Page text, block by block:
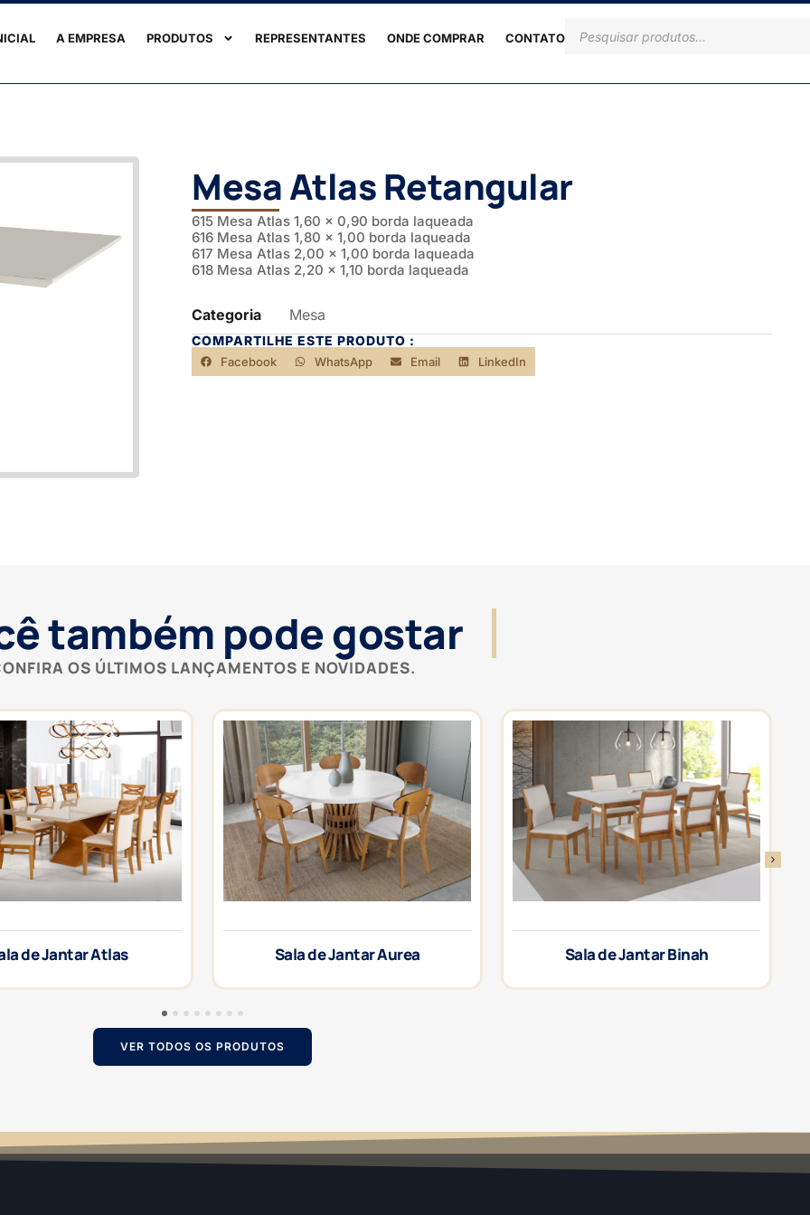
A EMPRESA PRODUTOS REPRESENTANTES ONDE COMPRAR CONTATO
Mesa Atlas Retangular
615 Mesa Atlas 1,60 x 0,90 borda laqueada
616 Mesa Atlas 1,80 x 1,00 borda laqueada
617 Mesa Atlas 2,00 x 1,00 borda laqueada
618 Mesa Atlas 2,20 x 1,10 borda laqueada
Categoria Mesa
COMPARTILHE ESTE PRODUTO :
Facebook WhatsApp Email LinkedIn
também pode gostar
OS ÚLTIMOS LANÇAMENTOS E NOVIDADES.
de Jantar Atlas Sala de Jantar Aurea Sala de Jantar Binah
5 6 7 8
VER TODOS OS PRODUTOS